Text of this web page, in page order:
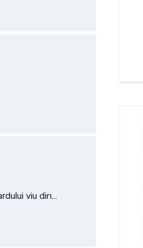
viu din…